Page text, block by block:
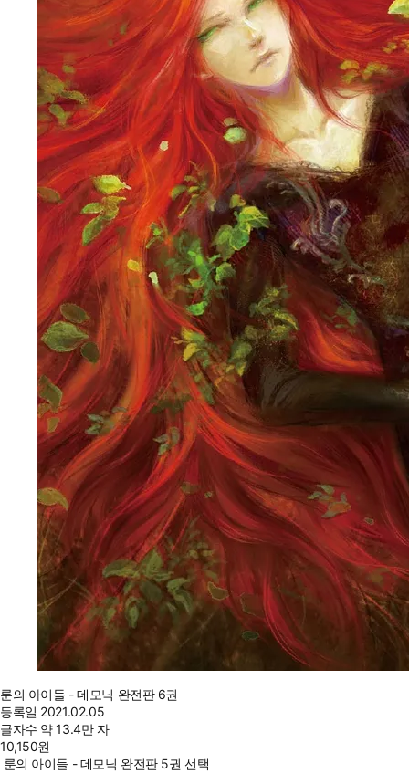
룬의 아이들 - 데모닉 완전판 6권
등록일 2021.02.05
글자수 약 13.4만 자
10,150원
룬의 아이들 - 데모닉 완전판 5권 선택